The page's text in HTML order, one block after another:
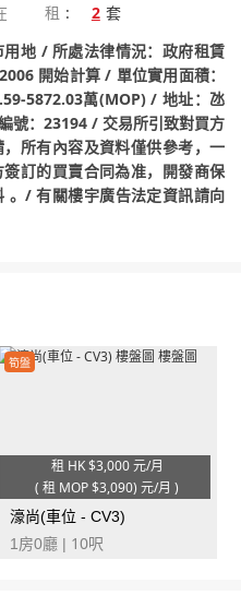
租 : 2 套
地 / 所處法律情況：政府租賃
開始計算 / 單位實用面積：
5872.03萬(MOP) / 地址：氹
號：23194 / 交易所引致對買方
所有內容及資料僅供參考，一
訂的買賣合同為准，開發商保
。/ 有關樓宇廣告法定資訊請向
筍盤
租 HK$3,000 元/月
(租 MOP $3,090) 元/月 )
濠尚(車位 - CV3)
1房0廳 | 10呎